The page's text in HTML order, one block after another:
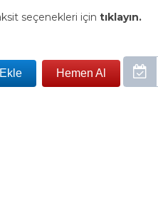
seçenekleri için tıklayın.